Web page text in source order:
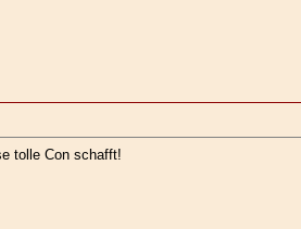
tolle Con schafft!